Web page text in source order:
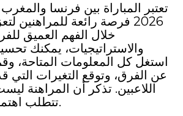
تعتبر المباراة بين فرنسا
2026 فرصة رائعة للمراهنين
خلال الفهم العميق
والاستراتيجيات، يمكنك
استغل كل المعلومات المتاحة، وقم
عن الفرق، وتوقع التغيرات التي
اللاعبين. تذكر أن المراهنة
تتطلب اهتمامًا وتحليلًا دقيقًا.